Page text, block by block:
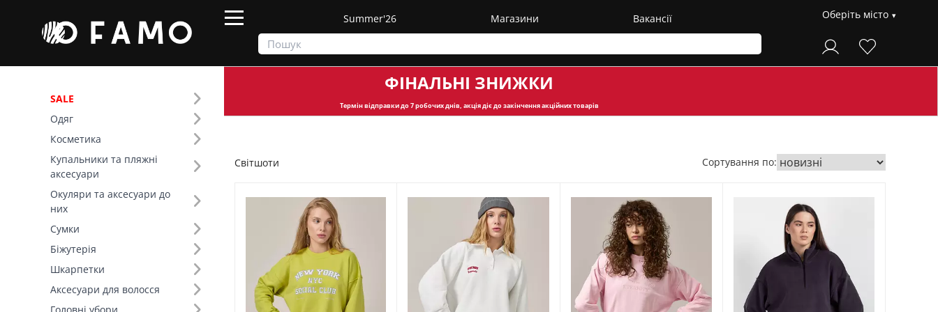
Summer'26 Магазини Вакансії Оберіть місто
SALE
Одяг
Косметика
Купальники та пляжні
аксесуари
Окуляри та аксесуари до
них
Сумки
Біжутерія
Шкарпетки
Аксесуари для волосся
ФІНАЛЬНІ ЗНИЖКИ
Термін відправкидо 7 робочих днів, акція діє до закінчення акційних товарів
Світшоти
Фільтр
Ціна
SALE
Розмір (6)
Основний колір (10)
Світшоти Сортування по: